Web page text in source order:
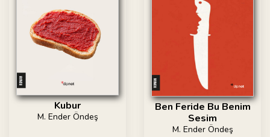
Kubur
M. Ender Öndeş
Ben Feride Bu Benim
Sesim
M. Ender Öndeş